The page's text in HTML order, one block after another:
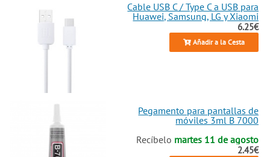
Cable USB C / Type C a USB para
Huawei, Samsung, LG y Xiaomi
6.25€
Añadir a la Cesta
Pegamento para pantallas de
móviles 3ml B 7000
Recíbelo martes 11 de agosto
2.45€